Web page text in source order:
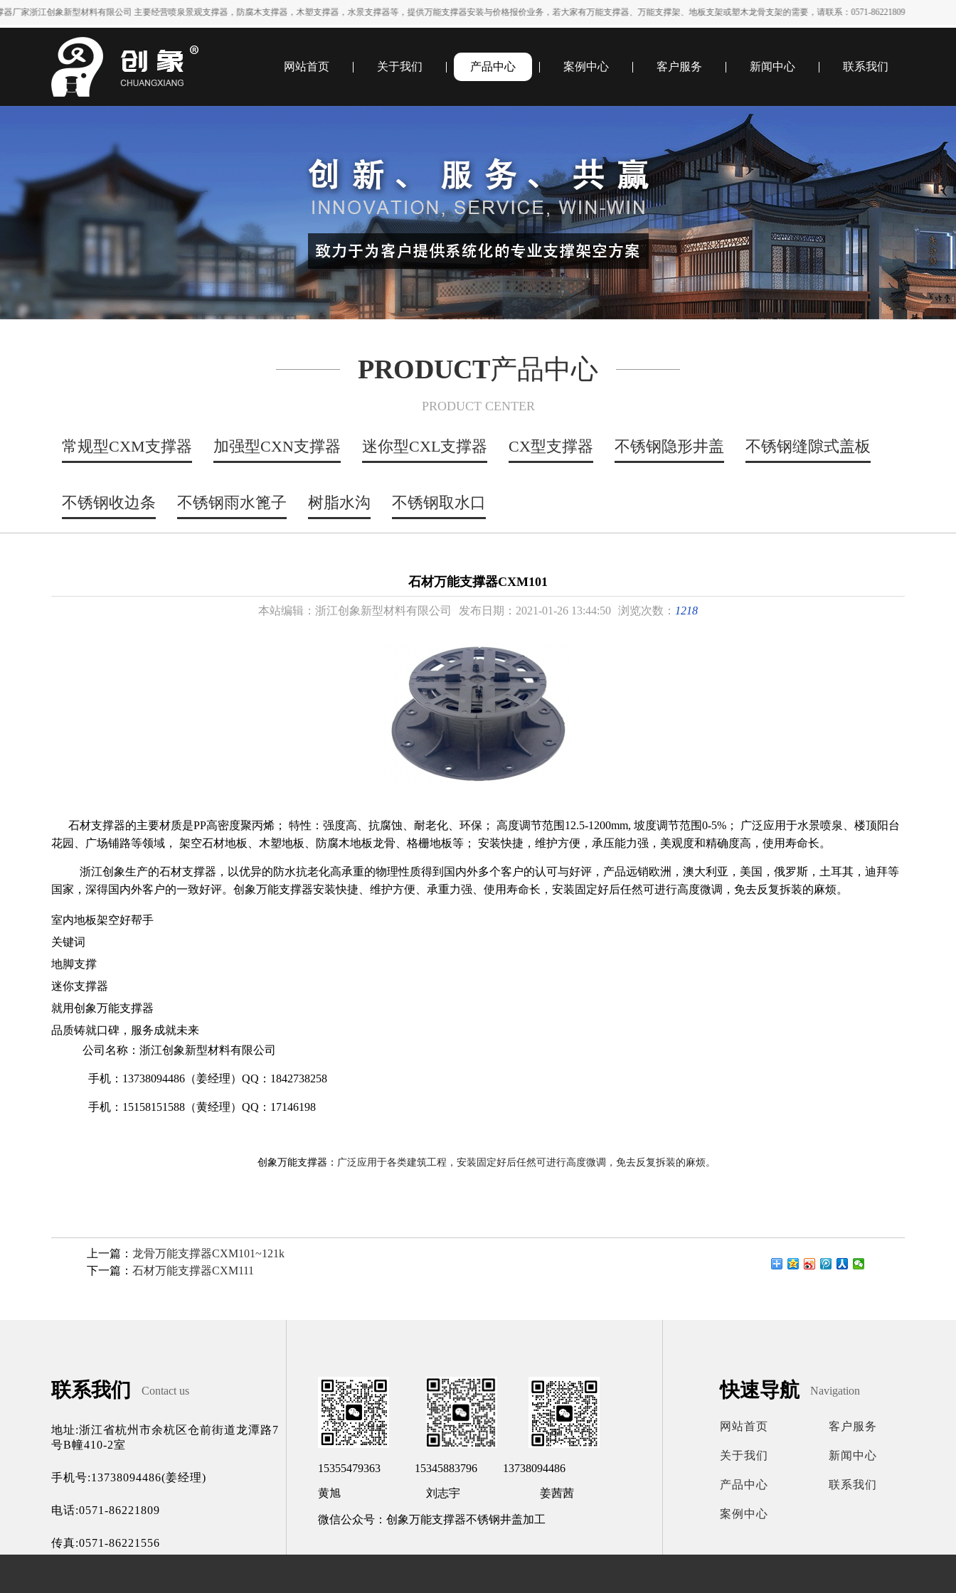
江创象新型材料有限公司 主要经营喷泉景观支撑器，防腐木支撑器，木塑支撑器，水景支撑器等，提供万能支撑器安装与价格报价业务，若大家有万能支撑器、万能支撑架、地板支架或塑木龙骨支架的需要，请联系：0571-86221809
网站首页 关于我们 产品中心 案例中心 客户服务 新闻中心 联系我们
PRODUCT产品中心
PRODUCT CENTER
常规型CXM支撑器 加强型CXN支撑器 迷你型CXL支撑器 CX型支撑器 不锈钢隐形井盖 不锈钢缝隙式盖板
不锈钢收边条 不锈钢雨水篦子 树脂水沟 不锈钢取水口
石材万能支撑器CXM101
本站编辑：浙江创象新型材料有限公司 发布日期：2021-01-26 13:44:50 浏览次数： 1218
石材支撑器的主要材质是PP高密度聚丙烯； 特性：强度高、抗腐蚀、耐老化、环保； 高度调节范围12.5-1200mm, 坡度调节范围0-5%； 广泛应用于水景喷泉、楼顶阳台
花园、广场铺路等领域， 架空石材地板、木塑地板、防腐木地板龙骨、格栅地板等； 安装快捷，维护方便，承压能力强，美观度和精确度高，使用寿命长。
浙江创象生产的石材支撑器，以优异的防水抗老化高承重的物理性质得到国内外多个客户的认可与好评，产品远销欧洲，澳大利亚，美国，俄罗斯，土耳其，迪拜等
国家，深得国内外客户的一致好评。创象万能支撑器安装快捷、维护方便、承重力强、使用寿命长，安装固定好后任然可进行高度微调，免去反复拆装的麻烦。
室内地板架空好帮手
关键词
地脚支撑
迷你支撑器
就用创象万能支撑器
品质铸就口碑，服务成就未来
公司名称：浙江创象新型材料有限公司
手机：13738094486（姜经理）QQ：1842738258
手机：15158151588（黄经理）QQ：17146198
创象万能支撑器： 广泛应用于各类建筑工程，安装固定好后任然可进行高度微调，免去反复拆装的麻烦。
上一篇： 龙骨万能支撑器CXM101~121k
下一篇： 石材万能支撑器CXM111
联系我们 Contact us
地址:浙江省杭州市余杭区仓前街道龙潭路7
号B幢410-2室
手机号:13738094486(姜经理)
电话:0571-86221809
传真:0571-86221556
15355479363 15345883796 13738094486
黄旭 刘志宇 姜茜茜
微信公众号：创象万能支撑器不锈钢井盖加工
快速导航 Navigation
网站首页
关于我们
产品中心
案例中心
客户服务
新闻中心
联系我们